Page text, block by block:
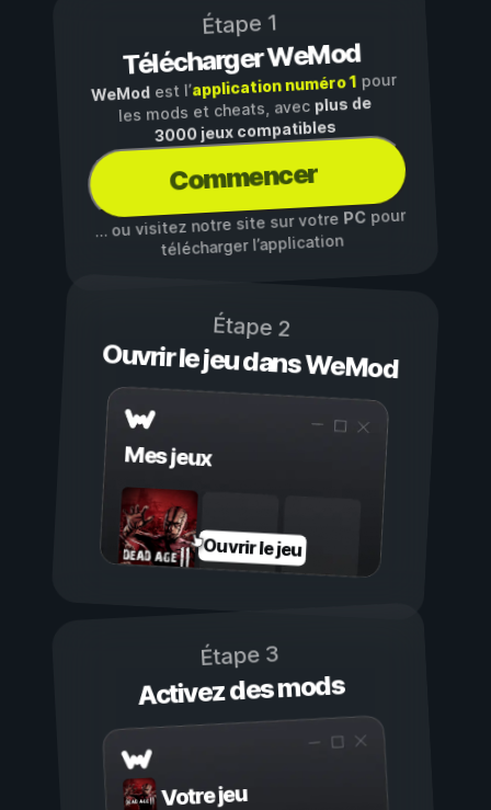
Étape 1
Télécharger WeMod
WeModest l’application numéro 1pour
les mods et cheats, avec plus de
3000 jeux compatibles
Commencer
… ou visitez notre site sur votre PCpour
télécharger l’application
Étape 2
Ouvrir le jeu dans WeMod
Mes jeux
Ouvrir le jeu
Étape 3
Activez des mods
Votre jeu